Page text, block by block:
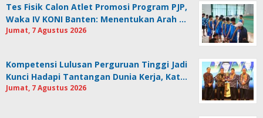
Tes Fisik Calon Atlet Promosi Program PJP,
Waka IV KONI Banten: Menentukan Arah …
Jumat, 7 Agustus 2026
Kompetensi Lulusan Perguruan Tinggi Jadi
Kunci Hadapi Tantangan Dunia Kerja, Kat…
Jumat, 7 Agustus 2026